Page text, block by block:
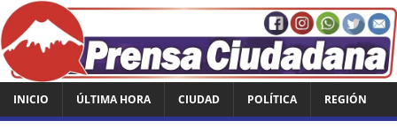
INICIO ÚLTIMA HORA CIUDAD POLÍTICA REGIÓN